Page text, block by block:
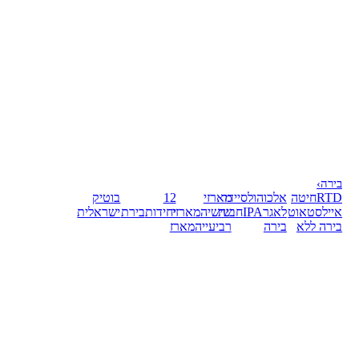
בירה›
RTDחיטה
איילסטאוט
בירה ללא
אלכוהולסיידר
לאגרIPAחבית
בירה
מארזי
שישיהמארזי
רביעייהמארז
12
יחידותבירת
בוטיק
ישראלית